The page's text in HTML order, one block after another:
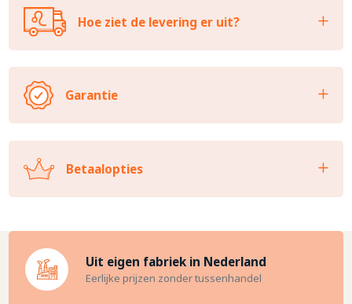
Hoe ziet de levering er uit?
Garantie
Betaalopties
Uit eigen fabriek in Nederland
Eerlijke prijzen zonder tussenhandel